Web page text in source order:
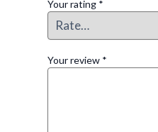
Your rating *
Your review *